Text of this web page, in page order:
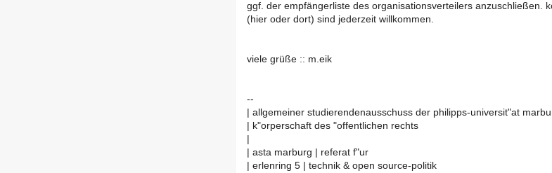
ggf. der empfängerliste des organisationsverteilers anzuschließen.
(hier oder dort) sind jederzeit willkommen.
viele grüße :: m.eik
--
| allgemeiner studierendenausschuss der philipps-universit"at
| k"orperschaft des "offentlichen rechts
| asta marburg | referat f"ur
| erlenring 5 | technik & open source-politik